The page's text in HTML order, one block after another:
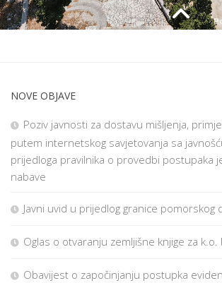
NOVE OBJAVE
Poziv javnosti za dostavu mišljenja,
putem internetskog savjetovanja sa
prijedloga pravilnika o provedbi postupaka
nabave
Javni uvid u prijedlog granice pomorskog
Oglas o otvaranju zemljišne knjige za k.o.
Obavijest o započinjanju postupka